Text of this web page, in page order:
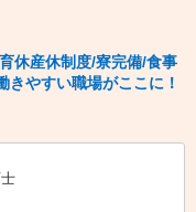
休産休制度/寮完備/食事
きやすい職場がここに！